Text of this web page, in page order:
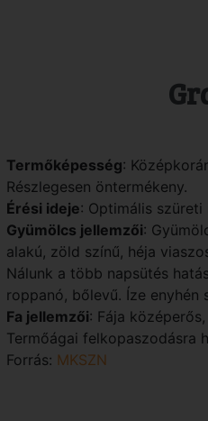
Termőképesség:
Részlegesen öntermékeny.
Érési ideje: Optimális
Gyümölcs jellemzői:
alakú, zöld színű, héja
Nálunk a több napsütés
roppanó, bőlevű. Íze enyhén
Fa jellemzői: Fája
Termőágai felkopaszodásra
Forrás: MKSZN